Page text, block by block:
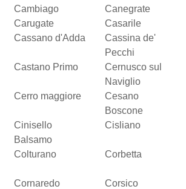
Cambiago
Canegrate
Carugate
Casarile
Cassano d'Adda
Cassina de'
Pecchi
Castano Primo
Cernusco sul
Naviglio
Cerro maggiore
Cesano
Boscone
Cinisello
Balsamo
Cisliano
Colturano Corbetta
Cornaredo
Corsico